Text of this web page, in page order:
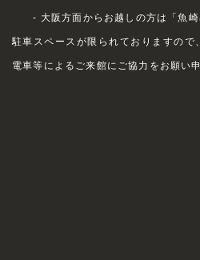
- 大阪方面からお越しの方は「魚崎
駐車スペースが限られておりますので
電車等によるご来館にご協力をお願い